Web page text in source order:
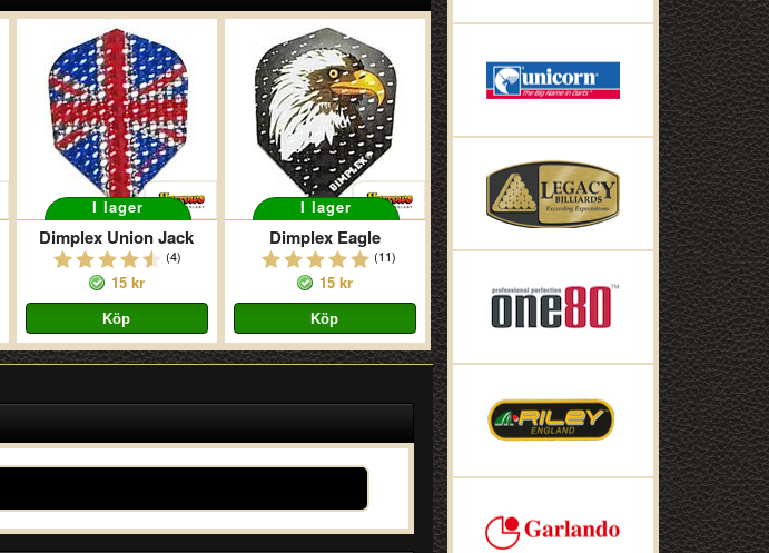
I lager
Dimplex Union Jack
(4)
15 kr
I lager
Dimplex Eagle
(11)
15 kr